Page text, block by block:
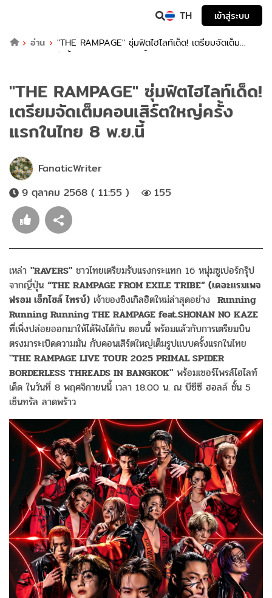
TH
เข้าสู่ระบบ
อ่าน
"THE RAMPAGE" ซุ่มฟิตไฮไลท์เด็ด! เตรียมจัดเต็ม
คอนเสิร์ตใหญ่ครั้งแรกในไทย 8 พ.ย.นี้
"THE RAMPAGE" ซุ่มฟิตไฮไลท์เด็ด!
เตรียมจัดเต็มคอนเสิร์ตใหญ่ครั้ง
แรกในไทย 8 พ.ย.นี้
FanaticWriter
9 ตุลาคม 2568 ( 11:55 )
155
เหล่า "RAVERS" ชาวไทยเตรียมรับแรงกระแทก 16 หนุ่มซูเปอร์กรุ๊ป
จากญี่ปุ่น “THE RAMPAGE FROM EXILE TRIBE” (เดอะแรมเพจ
ฟรอม เอ็กไซล์ ไทรบ์) เจ้าของซิงเกิลฮิตใหม่ล่าสุดอย่าง Running
Running Running THE RAMPAGE feat.SHONAN NO KAZE
ที่เพิ่งปล่อยออกมาให้ได้ฟังได้กัน ตอนนี้ พร้อมแล้วกับการเตรียมบิน
ตรงมาระเบิดความมัน กับคอนเสิร์ตใหญ่เต็มรูปแบบครั้งแรกในไทย
"THE RAMPAGE LIVE TOUR 2025 PRIMAL SPIDER
BORDERLESS THREADS IN BANGKOK" พร้อมเซอร์ไพรส์ไฮไลท์
เด็ด ในวันที่ 8 พฤศจิกายนนี้ เวลา 18.00 น. ณ บีซีซี ฮอลล์ ชั้น 5
เซ็นทรัล ลาดพร้าว